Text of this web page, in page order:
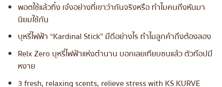
พอตใช้แล้วทิ้ง เจ๋งอย่างที่เขาว่ากันจริงหรือ ทำไมคนถึงหันมา
นิยมใช้กัน
บุหรี่ไฟฟ้า “Kardinal Stick” มีดีอย่างไร ทำไมลูกค้าถึงต้องลอง
Relx Zero บุหรี่ไฟฟ้าแห่งตำนาน บอกเลยเทียบชนแล้ว ตัวท๊อปมี
หงาย
3 fresh, relaxing scents, relieve stress with KS KURVE